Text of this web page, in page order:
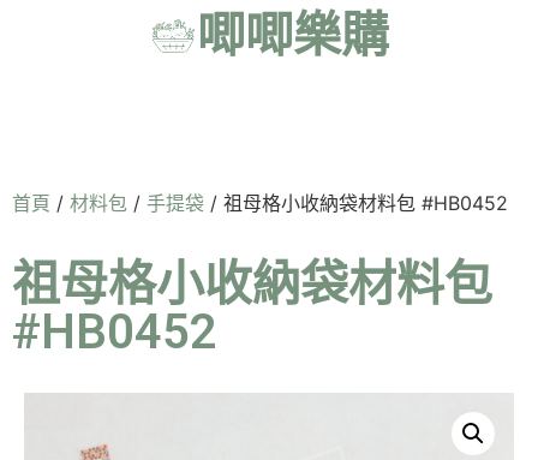
唧唧樂購
首頁 / 材料包 / 手提袋 / 祖母格小收納袋材料包 #HB0452
祖母格小收納袋材料包
#HB0452